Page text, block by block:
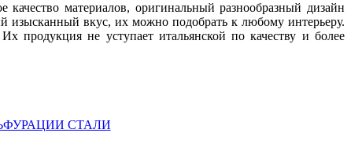
материалов, оригинальный разнообразный дизайн
изысканный вкус, их можно подобрать к любому интерьеру.
продукция не уступает итальянской по качеству и более
СТАЛИ